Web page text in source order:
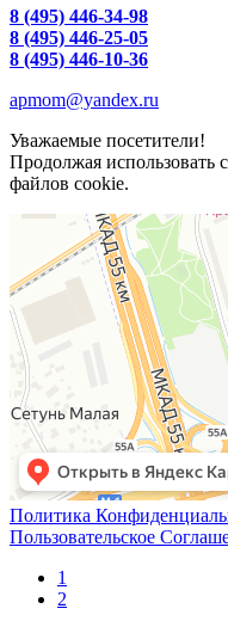
8 (495) 446-34-98
8 (495) 446-25-05
8 (495) 446-10-36
apmom@yandex.ru
Уважаемые посетители!
Продолжая использовать
файлов cookie.
Политика
Пользовательское
1
2